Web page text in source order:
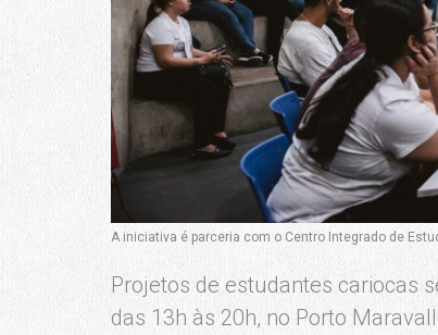
A iniciativa é parceria com o Centro Integrado de
Projetos de estudantes cariocas
das 13h às 20h, no Porto